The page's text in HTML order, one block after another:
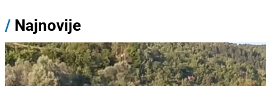
/ Najnovije